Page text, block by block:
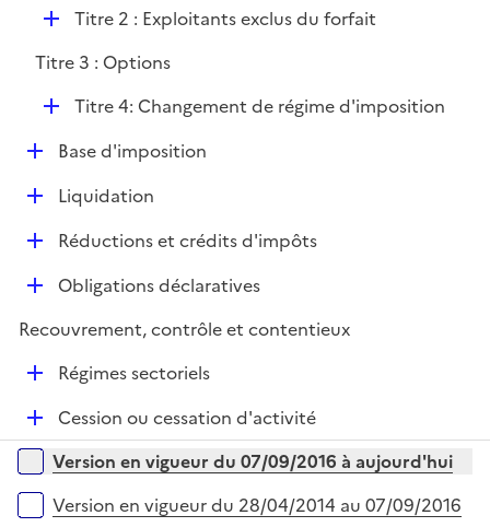
D
p
e
Titre 2 : Exploitants exclus du forfait
Titre 3 : Options
D
p
i
e
Titre 4: Changement de régime d'imposition
DBase d'imposition
D
e
Liquidation
D
i
Réductions et crédits d'impôts
D
p
r
Obligations déclaratives
Recouvrement, contrôle et contentieux
D
e
Régimes sectoriels
D
é
p
Cession ou cessation d'activité
Versions sur la période
Version en vigueur du 07/09/2016 à aujourd'hui
Version en vigueur du 28/04/2014 au 07/09/2016